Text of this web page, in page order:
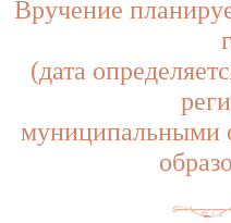
Вручение
(дата
муниципальными